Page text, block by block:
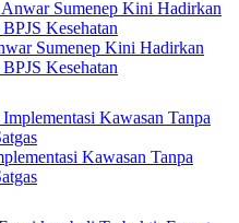
Sumenep Kini Hadirkan
Kesehatan
Kawasan Tanpa